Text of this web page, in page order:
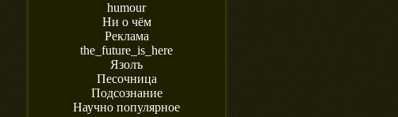
humour
Ни о чём
Реклама
the_future_is_here
Язолъ
Песочница
Подсознание
Научно популярное